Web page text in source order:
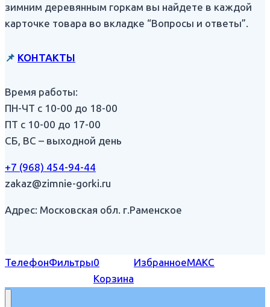
зимним деревянным горкам вы найдете в каждой
карточке товара во вкладке “Вопросы и ответы”.
📌 КОНТАКТЫ
Время работы:
ПН-ЧТ с 10-00 до 18-00
ПТ с 10-00 до 17-00
СБ, ВС – выходной день
+7 (968) 454-94-44
zakaz@zimnie-gorki.ru
Адрес: Московская обл. г.Раменское
ТелефонФильтры0
Корзина
ИзбранноеМАКС